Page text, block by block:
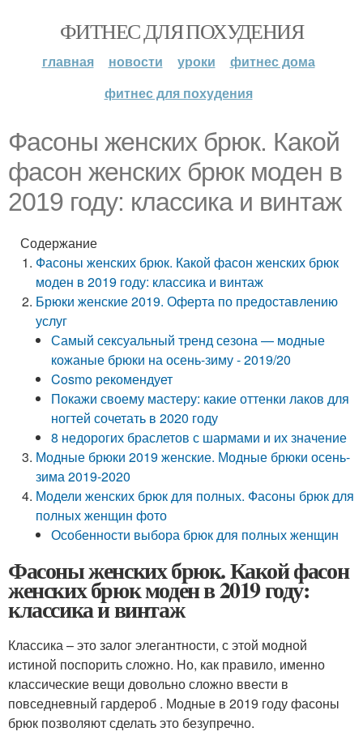
ФИТНЕС ДЛЯ ПОХУДЕНИЯ
главная новости уроки
фитнес дома
фитнес для похудения
Фасоны женских брюк. Какой
фасон женских брюк моден в
2019 году: классика и винтаж
Содержание
Фасоны женских брюк. Какой фасон женских брюк
моден в 2019 году: классика и винтаж
Брюки женские 2019. Оферта по предоставлению
услуг
Самый сексуальный тренд сезона — модные
кожаные брюки на осень-зиму - 2019/20
Cosmo рекомендует
Покажи своему мастеру: какие оттенки лаков для
ногтей сочетать в 2020 году
8 недорогих браслетов с шармами и их значение
Модные брюки 2019 женские. Модные брюки осень-
зима 2019-2020
Модели женских брюк для полных. Фасоны брюк для
полных женщин фото
Особенности выбора брюк для полных женщин
Фасоны женских брюк. Какой фасон
женских брюк моден в 2019 году:
классика и винтаж
Классика – это залог элегантности, с этой модной
истиной поспорить сложно. Но, как правило, именно
классические вещи довольно сложно ввести в
повседневный гардероб . Модные в 2019 году фасоны
брюк позволяют сделать это безупречно.